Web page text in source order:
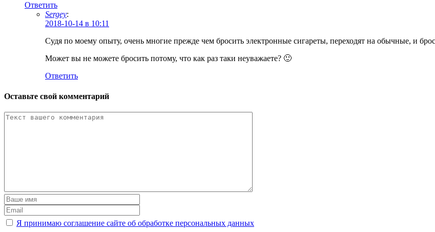
Ответить
Sergey:
2018-10-14 в 10:11
Судя по моему опыту, очень многие прежде чем бросить электронные сигареты, переходят на обычные, и
Может вы не можете бросить потому, что как раз таки неуважаете? 🙂
Ответить
Оставьте свой комментарий
Я принимаю соглашение сайте об обработке персональных данных